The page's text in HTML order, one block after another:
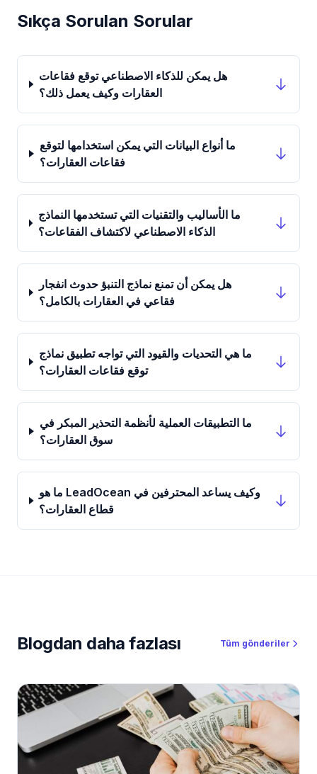
Sıkça Sorulan Sorular
هل يمكن للذكاء الاصطناعي توقع فقاعات
العقارات وكيف يعمل ذلك؟
ما أنواع البيانات التي يمكن استخدامها لتوقع
فقاعات العقارات؟
ما الأساليب والتقنيات التي تستخدمها النماذج
الذكاء الاصطناعي لاكتشاف الفقاعات؟
هل يمكن أن تمنع نماذج التنبؤ حدوث انفجار
فقاعي في العقارات بالكامل؟
ما هي التحديات والقيود التي تواجه تطبيق نماذج
توقع فقاعات العقارات؟
ما التطبيقات العملية لأنظمة التحذير المبكر في
سوق العقارات؟
ما هو LeadOcean وكيف يساعد المحترفين في
قطاع العقارات؟
Blogdan daha fazlası Tüm gönderiler